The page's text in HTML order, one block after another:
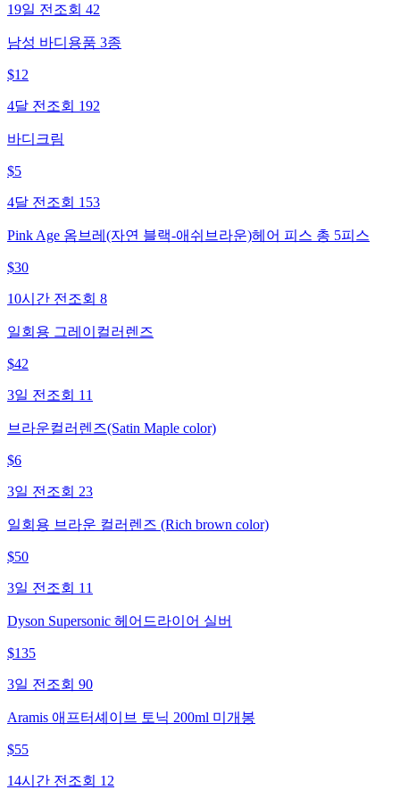
19일 전 조회 42
남성 바디용품 3종
$12
4달 전 조회 192
바디크림
$5
4달 전 조회 153
Pink Age 옴브레(자연 블랙-애쉬브라운)헤어 피스 총 5피스
$30
10시간 전 조회 8
일회용 그레이컬러렌즈
$42
3일 전 조회 11
브라운컬러렌즈(Satin Maple color)
$6
3일 전 조회 23
일회용 브라운 컬러렌즈 (Rich brown color)
$50
3일 전 조회 11
Dyson Supersonic 헤어드라이어 실버
$135
3일 전 조회 90
Aramis 애프터셰이브 토닉 200ml 미개봉
$55
14시간 전 조회 12